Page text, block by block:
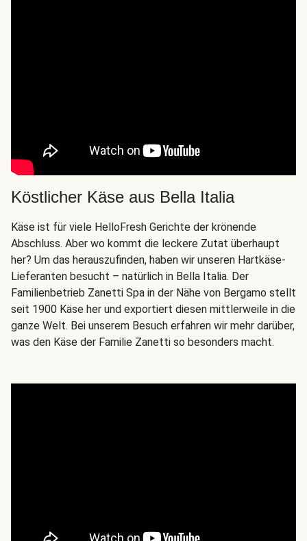
Köstlicher Käse aus Bella Italia
Käse ist für viele HelloFresh Gerichte der krönende
Abschluss. Aber wo kommt die leckere Zutat überhaupt
her? Um das herauszufinden, haben wir unseren Hartkäse-
Lieferanten besucht – natürlich in Bella Italia. Der
Familienbetrieb Zanetti Spa in der Nähe von Bergamo stellt
seit 1900 Käse her und exportiert diesen mittlerweile in die
ganze Welt. Bei unserem Besuch erfahren wir mehr darüber,
was den Käse der Familie Zanetti so besonders macht.